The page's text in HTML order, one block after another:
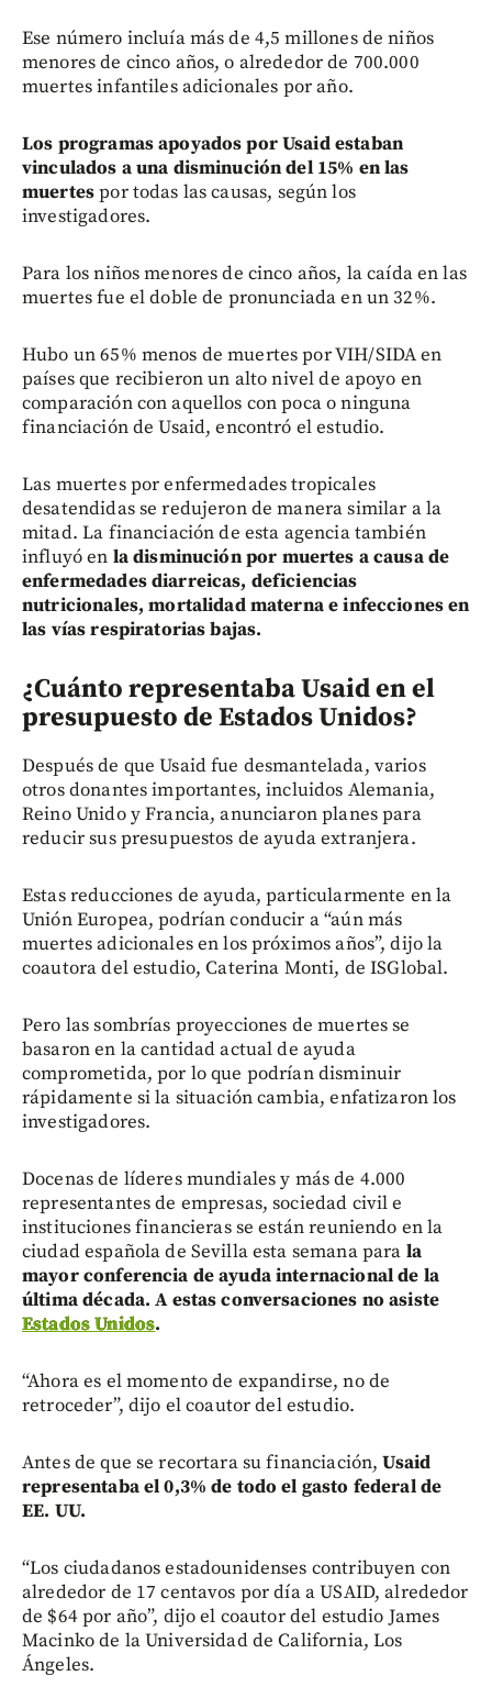
Ese número incluía más de 4,5 millones de niños
menores de cinco años, o alrededor de 700.000
muertes infantiles adicionales por año.
Los programas apoyados por Usaid estaban
vinculados a una disminución del 15% en las
muertespor todas las causas, según los
investigadores.
Para los niños menores de cinco años, la caída en las
muertes fue el doble de pronunciada en un 32%.
Hubo un 65% menos de muertes por VIH/SIDA en
países que recibieron un alto nivel de apoyo en
comparación con aquellos con poca o ninguna
financiación de Usaid, encontró el estudio.
Las muertes por enfermedades tropicales
desatendidas se redujeron de manera similar a la
mitad. La financiación de esta agencia también
influyó en la disminución por muertes a causa de
enfermedades diarreicas, deficiencias
nutricionales, mortalidad materna e infecciones en
las vías respiratorias bajas.
¿Cuánto representaba Usaid en el
presupuesto de Estados Unidos?
Después de que Usaid fue desmantelada, varios
otros donantes importantes, incluidos Alemania,
Reino Unido y Francia, anunciaron planes para
reducir sus presupuestos de ayuda extranjera.
Estas reducciones de ayuda, particularmente en la
Unión Europea, podrían conducir a “aún más
muertes adicionales en los próximos años”, dijo la
coautora del estudio, Caterina Monti, de ISGlobal.
Pero las sombrías proyecciones de muertes se
basaron en la cantidad actual de ayuda
comprometida, por lo que podrían disminuir
rápidamente si la situación cambia, enfatizaron los
investigadores.
Docenas de líderes mundiales y más de 4.000
representantes de empresas, sociedad civil e
instituciones financieras se están reuniendo en la
ciudad española de Sevilla esta semana para la
mayor conferencia de ayuda internacional de la
última década. A estas conversaciones no asiste
Estados Unidos.
“Ahora es el momento de expandirse, no de
retroceder”, dijo el coautor del estudio.
Antes de que se recortara su financiación,Usaid
representaba el 0,3% de todo el gasto federal de
EE. UU.
“Los ciudadanos estadounidenses contribuyen con
alrededor de 17 centavos por día a USAID, alrededor
de $64 por año”, dijo el coautor del estudio James
Macinko de la Universidad de California, Los
Ángeles.